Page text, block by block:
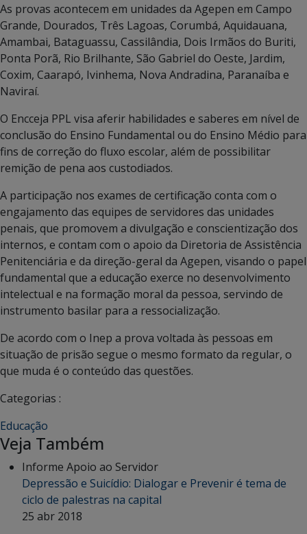
As provas acontecem em unidades da Agepen em Campo
Grande, Dourados, Três Lagoas, Corumbá, Aquidauana,
Amambai, Bataguassu, Cassilândia, Dois Irmãos do Buriti,
Ponta Porã, Rio Brilhante, São Gabriel do Oeste, Jardim,
Coxim, Caarapó, Ivinhema, Nova Andradina, Paranaíba e
Naviraí.
O Encceja PPL visa aferir habilidades e saberes em nível de
conclusão do Ensino Fundamental ou do Ensino Médio para
fins de correção do fluxo escolar, além de possibilitar
remição de pena aos custodiados.
A participação nos exames de certificação conta com o
engajamento das equipes de servidores das unidades
penais, que promovem a divulgação e conscientização dos
internos, e contam com o apoio da Diretoria de Assistência
Penitenciária e da direção-geral da Agepen, visando o papel
fundamental que a educação exerce no desenvolvimento
intelectual e na formação moral da pessoa, servindo de
instrumento basilar para a ressocialização.
De acordo com o Inep a prova voltada às pessoas em
situação de prisão segue o mesmo formato da regular, o
que muda é o conteúdo das questões.
Categorias :
Educação
Veja Também
Informe Apoio ao Servidor
Depressão e Suicídio: Dialogar e Prevenir é tema de
ciclo de palestras na capital
25 abr 2018